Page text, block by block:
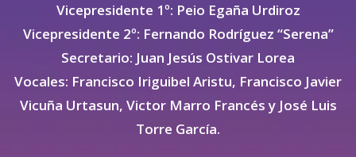
Vicepresidente 1º: Peio Egaña Urdiroz
Vicepresidente 2º: Fernando Rodríguez “Serena”
Secretario: Juan Jesús Ostivar Lorea
Vocales: Francisco Iriguibel Aristu, Francisco Javier
Vicuña Urtasun, Victor Marro Francés y José Luis
Torre García.